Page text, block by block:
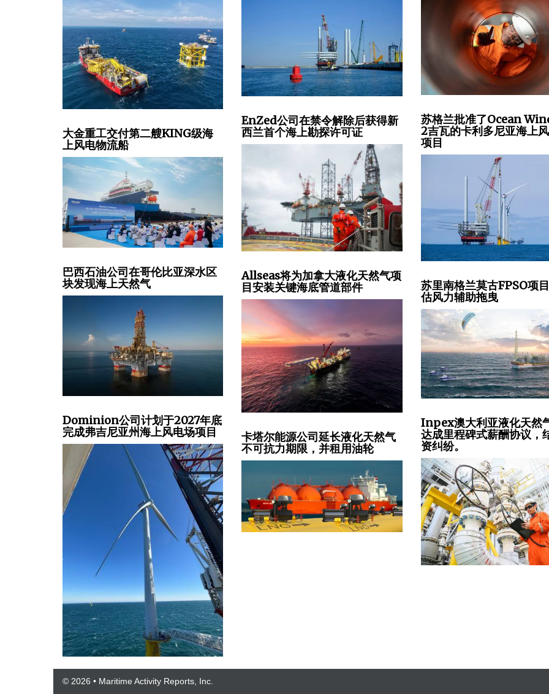
大金重工交付第二艘KING级海
上风电物流船
巴西石油公司在哥伦比亚深水区
块发现海上天然气
Dominion公司计划于2027年底
完成弗吉尼亚州海上风电场项目
EnZed公司在禁令解除后获得新
西兰首个海上勘探许可证
Allseas将为加拿大液化天然气项
目安装关键海底管道部件
卡塔尔能源公司延长液化天然气
不可抗力期限，并租用油轮
苏格兰批准了Ocean
2吉瓦的卡利多尼亚海上
项目
苏里南格兰莫古FPSO项
估风力辅助拖曳
Inpex澳大利亚液化天然
达成里程碑式薪酬协议，
资纠纷。
© 2026 • Maritime Activity Reports, Inc.